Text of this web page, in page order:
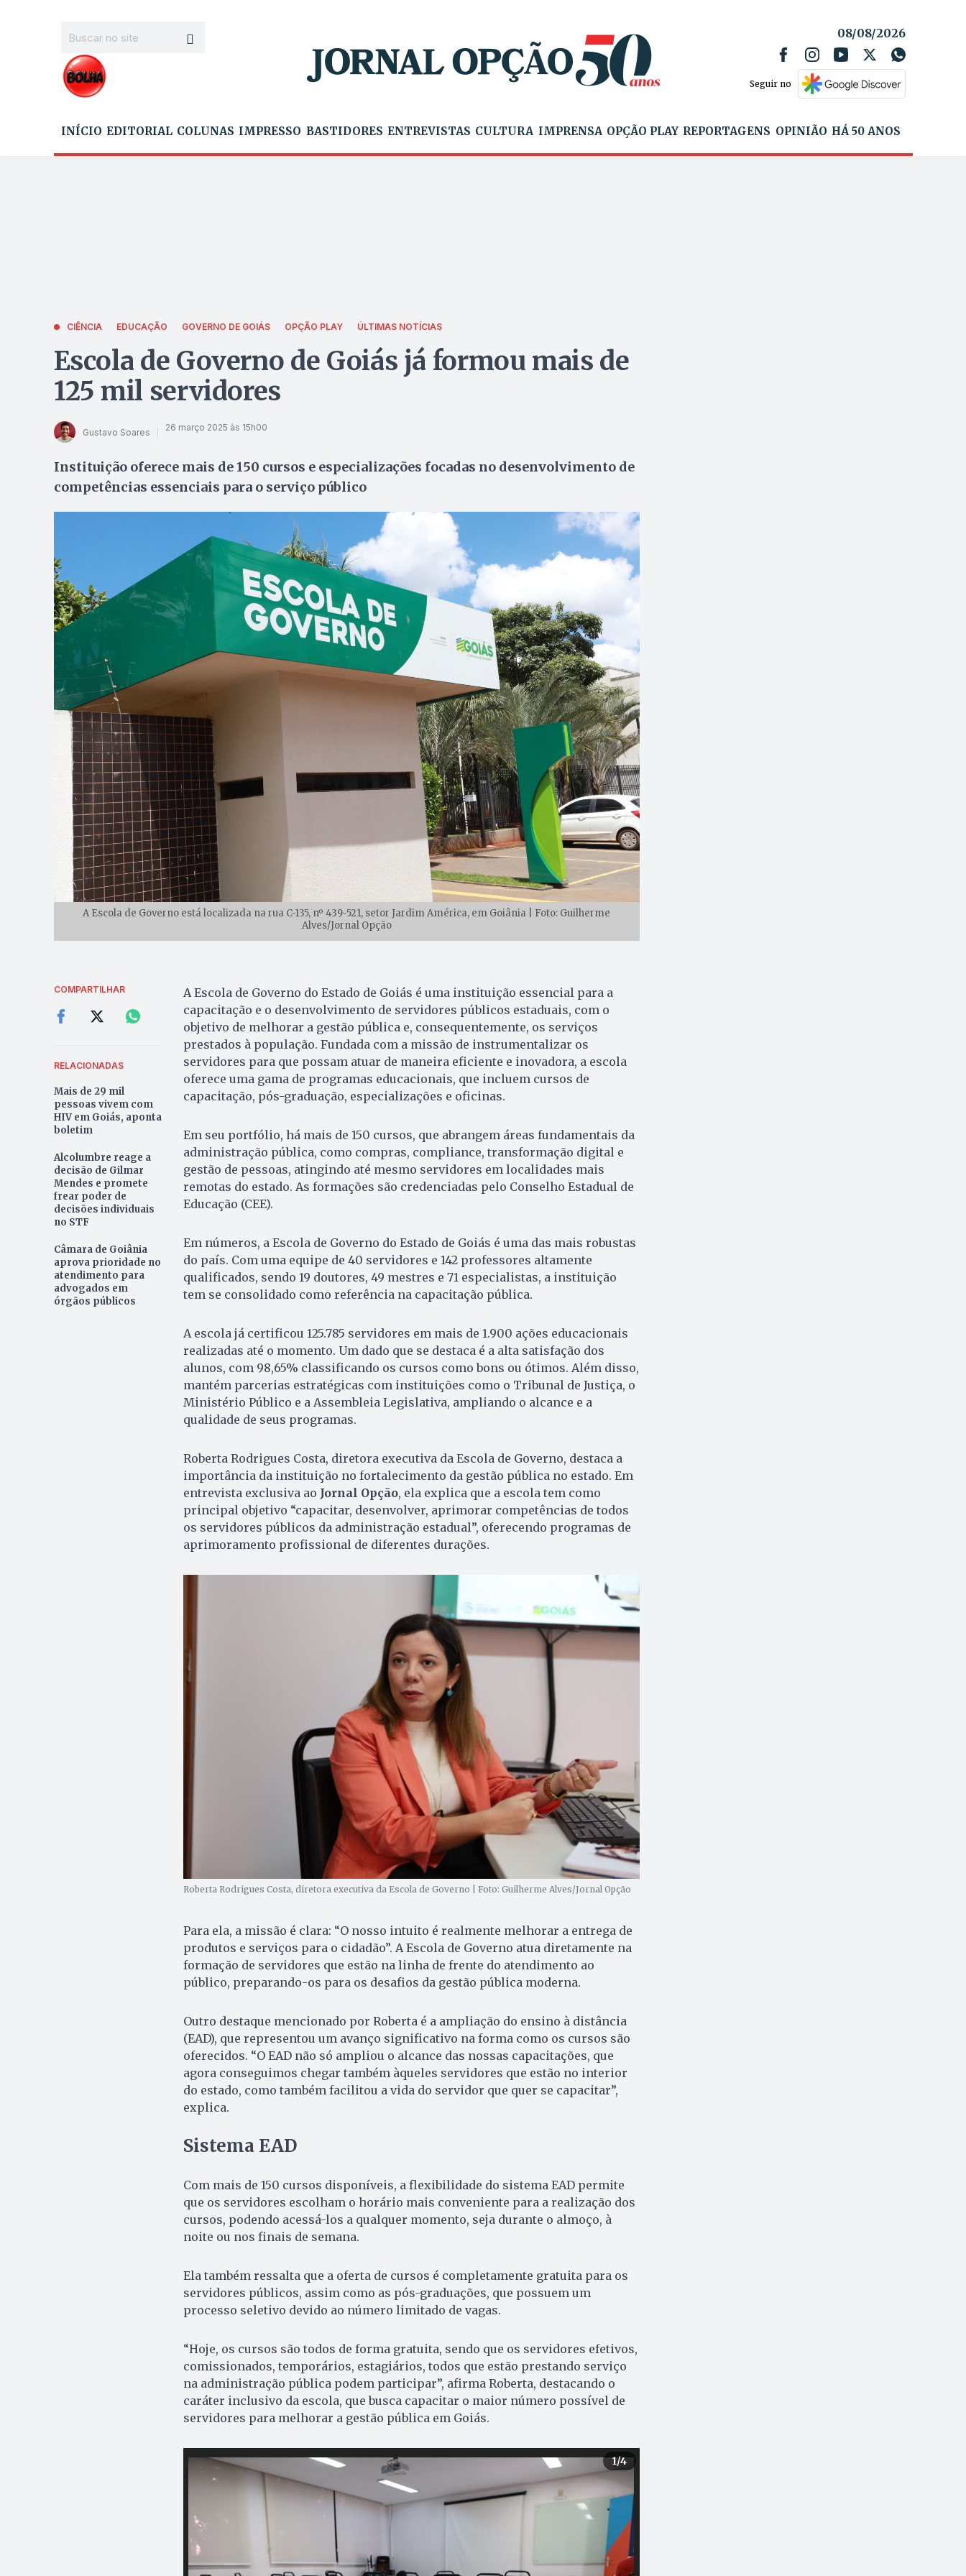
08/08/2026
Seguir no
INÍCIO EDITORIAL COLUNAS IMPRESSO BASTIDORES ENTREVISTAS CULTURA IMPRENSA OPÇÃO PLAY REPORTAGENS OPINIÃO HÁ 50 ANOS
CIÊNCIA EDUCAÇÃO GOVERNO DE GOIÁS OPÇÃO PLAY ÚLTIMAS NOTÍCIAS
Escola de Governo de Goiás já formou mais de
125 mil servidores
Gustavo Soares 26 março 2025 às 15h00
Instituição oferece mais de 150 cursos e especializações focadas no desenvolvimento de
competências essenciais para o serviço público
A Escola de Governo está localizada na rua C-135, nº 439-521, setor Jardim América, em Goiânia | Foto: Guilherme
Alves/Jornal Opção
COMPARTILHAR
RELACIONADAS
Mais de 29 mil
pessoas vivem com
HIV em Goiás, aponta
boletim
Alcolumbre reage a
decisão de Gilmar
Mendes e promete
frear poder de
decisões individuais
no STF
Câmara de Goiânia
aprova prioridade no
atendimento para
advogados em
órgãos públicos
A Escola de Governo do Estado de Goiás é uma instituição essencial para a
capacitação e o desenvolvimento de servidores públicos estaduais, com o
objetivo de melhorar a gestão pública e, consequentemente, os serviços
prestados à população. Fundada com a missão de instrumentalizar os
servidores para que possam atuar de maneira eficiente e inovadora, a escola
oferece uma gama de programas educacionais, que incluem cursos de
capacitação, pós-graduação, especializações e oficinas.
Em seu portfólio, há mais de 150 cursos, que abrangem áreas fundamentais da
administração pública, como compras, compliance, transformação digital e
gestão de pessoas, atingindo até mesmo servidores em localidades mais
remotas do estado. As formações são credenciadas pelo Conselho Estadual de
Educação (CEE).
Em números, a Escola de Governo do Estado de Goiás é uma das mais robustas
do país. Com uma equipe de 40 servidores e 142 professores altamente
qualificados, sendo 19 doutores, 49 mestres e 71 especialistas, a instituição
tem se consolidado como referência na capacitação pública.
A escola já certificou 125.785 servidores em mais de 1.900 ações educacionais
realizadas até o momento. Um dado que se destaca é a alta satisfação dos
alunos, com 98,65% classificando os cursos como bons ou ótimos. Além disso,
mantém parcerias estratégicas com instituições como o Tribunal de Justiça, o
Ministério Público e a Assembleia Legislativa, ampliando o alcance e a
qualidade de seus programas.
Roberta Rodrigues Costa, diretora executiva da Escola de Governo, destaca a
importância da instituição no fortalecimento da gestão pública no estado. Em
entrevista exclusiva ao Jornal Opção, ela explica que a escola tem como
principal objetivo “capacitar, desenvolver, aprimorar competências de todos
os servidores públicos da administração estadual”, oferecendo programas de
aprimoramento profissional de diferentes durações.
Roberta Rodrigues Costa, diretora executiva da Escola de Governo | Foto: Guilherme Alves/Jornal Opção
Para ela, a missão é clara: “O nosso intuito é realmente melhorar a entrega de
produtos e serviços para o cidadão”. A Escola de Governo atua diretamente na
formação de servidores que estão na linha de frente do atendimento ao
público, preparando-os para os desafios da gestão pública moderna.
Outro destaque mencionado por Roberta é a ampliação do ensino à distância
(EAD), que representou um avanço significativo na forma como os cursos são
oferecidos. “O EAD não só ampliou o alcance das nossas capacitações, que
agora conseguimos chegar também àqueles servidores que estão no interior
do estado, como também facilitou a vida do servidor que quer se capacitar”,
explica.
Sistema EAD
Com mais de 150 cursos disponíveis, a flexibilidade do sistema EAD permite
que os servidores escolham o horário mais conveniente para a realização dos
cursos, podendo acessá-los a qualquer momento, seja durante o almoço, à
noite ou nos finais de semana.
Ela também ressalta que a oferta de cursos é completamente gratuita para os
servidores públicos, assim como as pós-graduações, que possuem um
processo seletivo devido ao número limitado de vagas.
“Hoje, os cursos são todos de forma gratuita, sendo que os servidores efetivos,
comissionados, temporários, estagiários, todos que estão prestando serviço
na administração pública podem participar”, afirma Roberta, destacando o
caráter inclusivo da escola, que busca capacitar o maior número possível de
servidores para melhorar a gestão pública em Goiás.
1/4